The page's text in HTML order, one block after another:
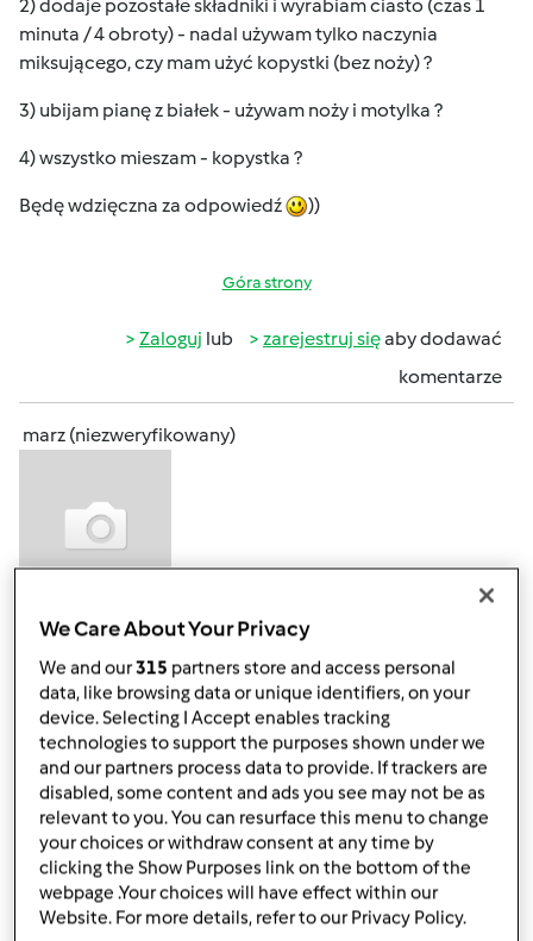
2) dodaje pozostałe składniki i wyrabiam ciasto (czas 1
minuta / 4 obroty) - nadal używam tylko naczynia
miksującego, czy mam użyć kopystki (bez noży) ?
3) ubijam pianę z białek - używam noży i motylka ?
4) wszystko mieszam - kopystka ?
Będę wdzięczna za odpowiedź ))
Góra strony
Zaloguj lub zarejestruj sięaby dodawać
komentarze
marz (niezweryfikowany)
pon., 12/14/2015 - 17:53
o ja też poprosze o takie praktyczne wskazówki, może mój
Bimby bedzie jutro już.
Góra strony
Zaloguj lub zarejestruj sięaby dodawać
komentarze
Hanna Gręda Dołączył : 24.08.2012
We Care About Your Privacy
We and our315 partners store and access personal
data, like browsing data or unique identifiers, on your
device. Selecting I Accept enables tracking
technologies to support the purposes shown under we
and our partners process data to provide. If trackers are
disabled, some content and ads you see may not be as
relevant to you. You can resurface this menu to change
your choices or withdraw consent at any time by
clicking the Show Purposes link on the bottom of the
webpage .Your choices will have effect within our
Website. For more details, refer to our Privacy Policy.